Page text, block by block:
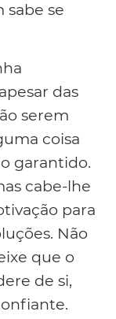
sabe se
das
serem
coisa
garantido.
cabe-lhe
para
Não
que o
de si,